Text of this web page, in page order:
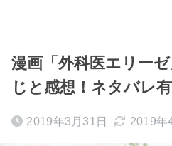
漫画「外科医エリー
じと感想！ネタバレ
2019年3月31日 2019年